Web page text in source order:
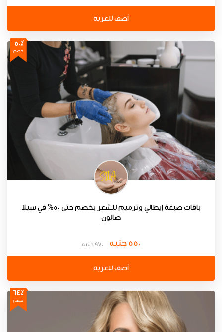
أضف للعربة
50٪
خصم
باقات صبغة إيطالي وترميم للشعر بخصم حتى 50% في سيلا
صالون
550 جنيه 970 جنيه
أضف للعربة
64٪
خصم